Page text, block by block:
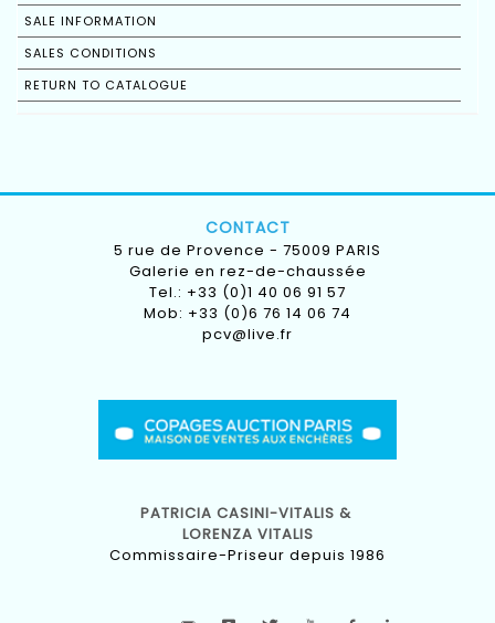
SALE INFORMATION
SALES CONDITIONS
RETURN TO CATALOGUE
CONTACT
5 rue de Provence - 75009 PARIS
Galerie en rez-de-chaussée
Tel.: +33 (0)1 40 06 91 57
Mob: +33 (0)6 76 14 06 74
pcv@live.fr
PATRICIA CASINI-VITALIS &
LORENZA VITALIS
Commissaire-Priseur depuis 1986